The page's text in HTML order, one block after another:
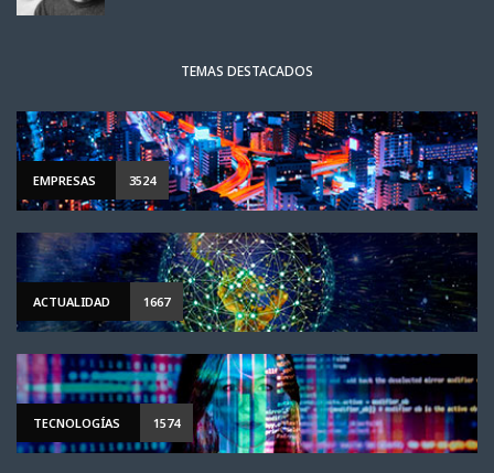
TEMAS DESTACADOS
EMPRESAS 3524
ACTUALIDAD 1667
TECNOLOGÍAS 1574